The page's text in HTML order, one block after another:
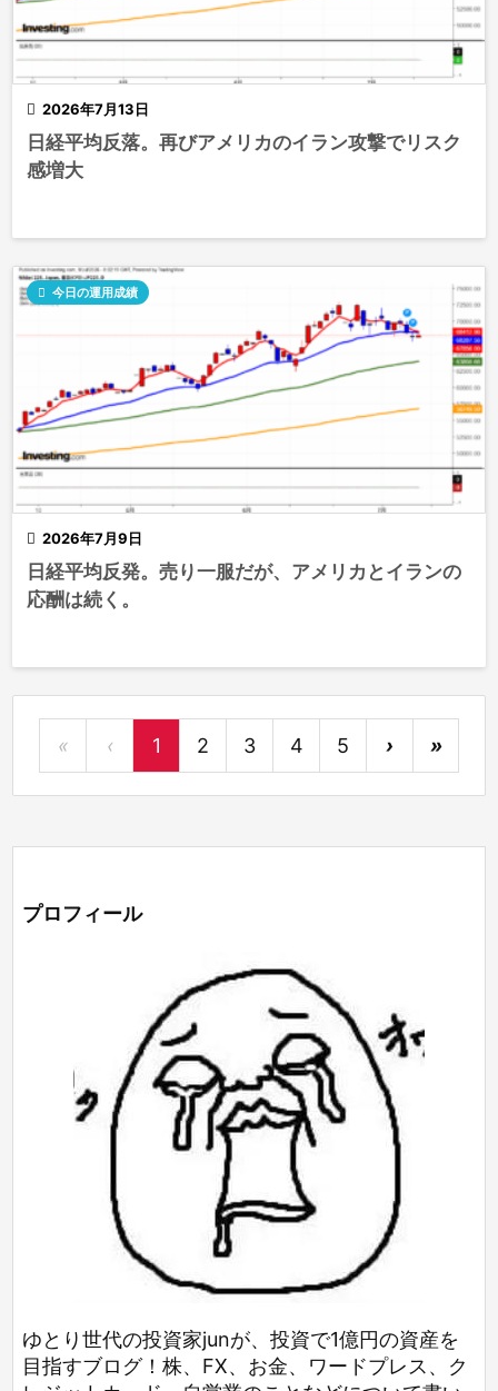
 2026年7月13日
日経平均反落。再びアメリカのイラン攻撃でリスク
感増大
 2026年7月9日
 今日の運用成績
日経平均反発。売り一服だが、アメリカとイランの
応酬は続く。
« ‹ 1 2 3 4 5 › »
プロフィール
ゆとり世代の投資家junが、投資で1億円の資産を
目指すブログ！株、FX、お金、ワードプレス、ク